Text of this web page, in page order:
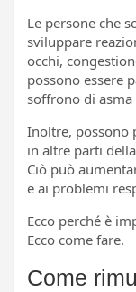
Le persone che
sviluppare
occhi,
possono essere
soffrono di
Inoltre, possono
in altre parti
Ciò può
e ai problemi
Ecco perché è
Ecco come fare.
Come